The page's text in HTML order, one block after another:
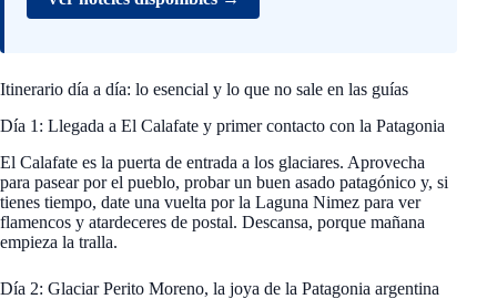
Itinerario día a día: lo esencial y lo que no sale en las guías
Día 1: Llegada a El Calafate y primer contacto con la Patagonia
El Calafate es la puerta de entrada a los glaciares. Aprovecha
para pasear por el pueblo, probar un buen asado patagónico y, si
tienes tiempo, date una vuelta por la Laguna Nimez para ver
flamencos y atardeceres de postal. Descansa, porque mañana
empieza la tralla.
Día 2: Glaciar Perito Moreno, la joya de la Patagonia argentina